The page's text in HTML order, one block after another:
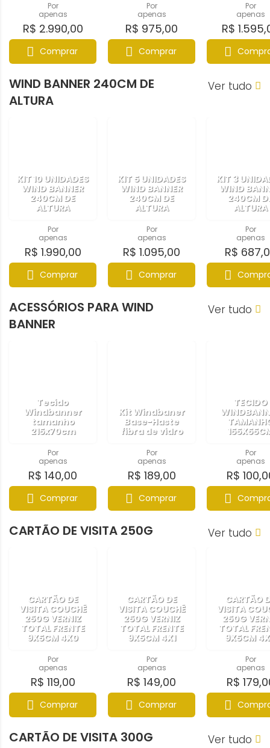
Por
apenas
R$ 2.990,00
Comprar
Por
apenas
R$ 975,00
Comprar
Por
apenas
R$
WIND BANNER 240CM DE
ALTURA
Ver tudo
KIT 10 UNIDADES
WIND BANNER
240CM DE
ALTURA
Por
apenas
R$ 1.990,00
Comprar
KIT 5 UNIDADES
WIND BANNER
240CM DE
ALTURA
Por
apenas
R$ 1.095,00
Comprar
KIT 3
WIND
240CM
ALTURA
Por
apenas
R$
ACESSÓRIOS PARA WIND
BANNER
Ver tudo
Tecido
Windbanner
tamanho
215x70cm
Por
apenas
R$ 140,00
Comprar
Kit Windbaner
Base-Haste
fibra de vidro
Por
apenas
R$ 189,00
Comprar
TECIDO
Por
apenas
R$
CARTÃO DE VISITA 250G Ver tudo
CARTÃO DE
VISITA COUCHÊ
250G VERNIZ
TOTAL FRENTE
9X5CM 4X0
Por
apenas
R$ 119,00
Comprar
CARTÃO DE
VISITA COUCHÊ
250G VERNIZ
TOTAL FRENTE
9X5CM 4X1
Por
apenas
R$ 149,00
Comprar
CARTÃO
VISITA
250G
TOTAL
9X5CM
Por
apenas
R$
CARTÃO DE VISITA 300G Ver tudo